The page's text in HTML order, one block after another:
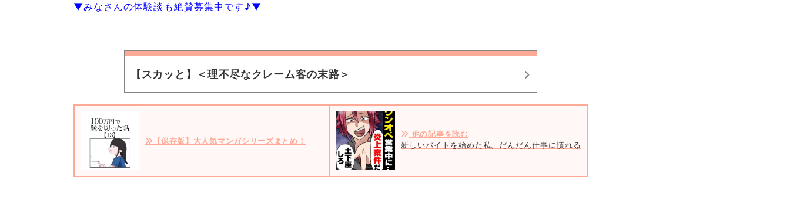
▼みなさんの体験談も絶賛募集中です♪▼
【スカッと】＜理不尽なクレーム客の末路＞
【保存版】大人気マンガシリーズまとめ！
他の記事を読む
新しいバイトを始めた私。だんだん仕事に慣れるも、“思わぬトラブル”が…？＜理不尽なクレームをつけ